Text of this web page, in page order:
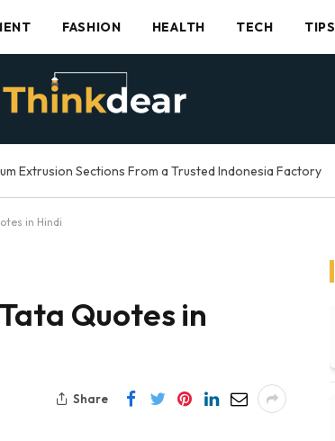
FASHION HEALTH TECH TIPS
Extrusion Sections From a Trusted Indonesia Factory
in Hindi
Tata Quotes in
Share